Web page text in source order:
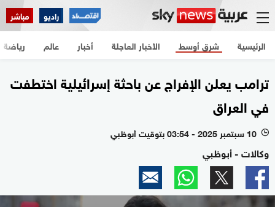
راديو مباشر
الرئيسية الأخبار العاجلة أخبار شرق أوسط عالم رياضة
ترامب يعلن الإفراج عن باحثة إسرائيلية اختطفت
في العراق
l 10 سبتمبر 2025 - 03:54 بتوقيت أبوظبي
وكالات - أبوظبي